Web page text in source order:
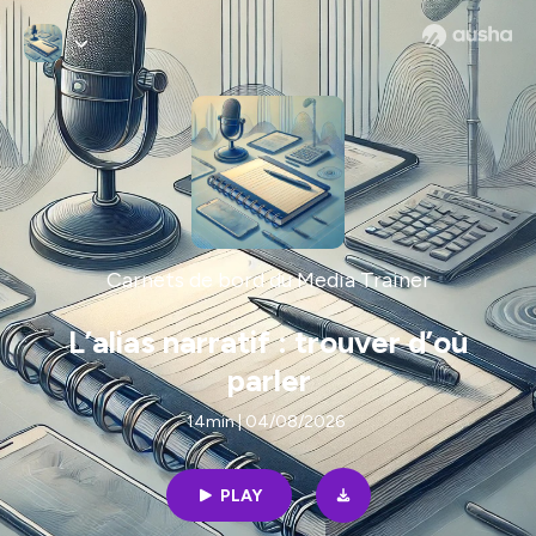
Carnets de bord du Media Trainer
L’alias narratif : trouver d’où
parler
14min | 04/08/2026
PLAY